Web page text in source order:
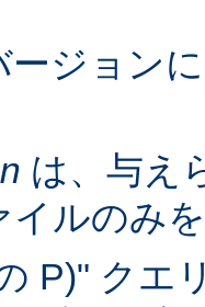
ージョン
は、与え
イルのみ
P)" クエ